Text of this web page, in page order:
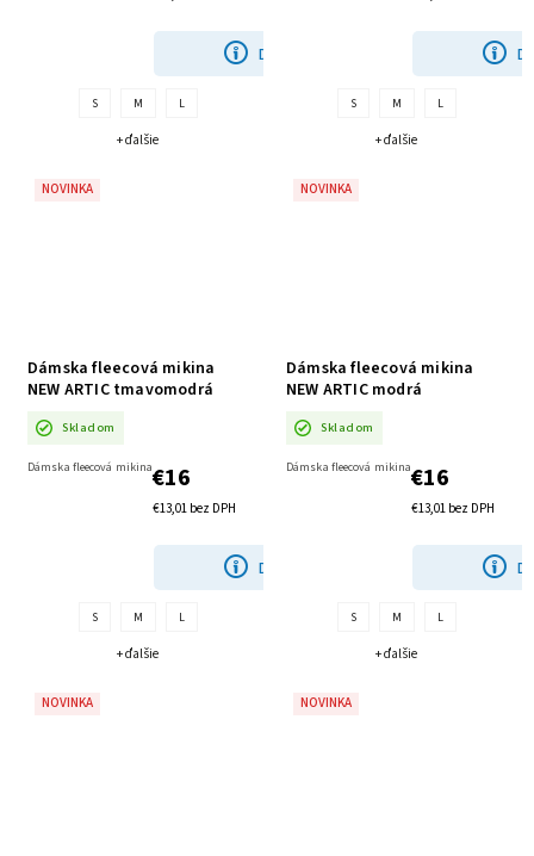
DETAIL
S M L
+ ďalšie
S M L
+ ďalšie
NOVINKA
Dámska fleecová mikina
NEW ARTIC tmavomodrá
Skladom
€13,01 bez DPH
€16
DETAIL
Dámska fleecová mikina
S M L
+ ďalšie
NOVINKA
Dámska fleecová mikina
NEW ARTIC modrá
Skladom
€13,01 bez DPH
€16
Dámska fleecová mikina
S M L
+ ďalšie
NOVINKA NOVINKA